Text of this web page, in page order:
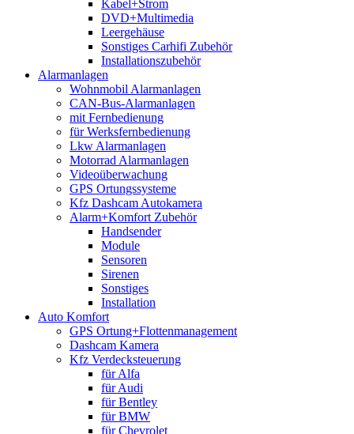
Kabel+Strom
DVD+Multimedia
Leergehäuse
Sonstiges Carhifi Zubehör
Installationszubehör
Alarmanlagen
Wohnmobil Alarmanlagen
CAN-Bus-Alarmanlagen
mit Fernbedienung
für Werksfernbedienung
Lkw Alarmanlagen
Motorrad Alarmanlagen
Videoüberwachung
GPS Ortungssysteme
Kfz Dashcam Autokamera
Alarm+Komfort Zubehör
Handsender
Module
Sensoren
Sirenen
Sonstiges
Installation
Auto Komfort
GPS Ortung+Flottenmanagement
Dashcam Kamera
Kfz Verdecksteuerung
für Alfa
für Audi
für Bentley
für BMW
für Chevrolet